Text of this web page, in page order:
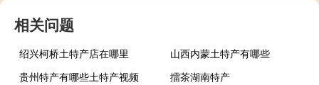
相关问题
绍兴柯桥土特产店在哪里
山西内蒙土特产有哪些
贵州特产有哪些土特产视频
擂茶湖南特产